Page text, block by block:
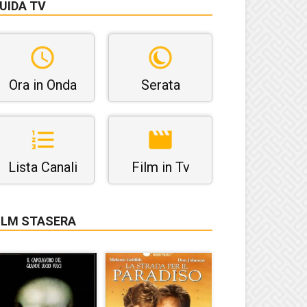
TV
Ora in Onda Serata
Lista Canali Film in Tv
STASERA